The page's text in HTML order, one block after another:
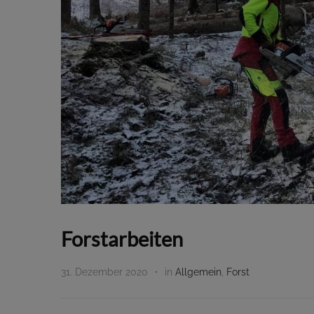
Forstarbeiten
31. Dezember 2020 in Allgemein Forst